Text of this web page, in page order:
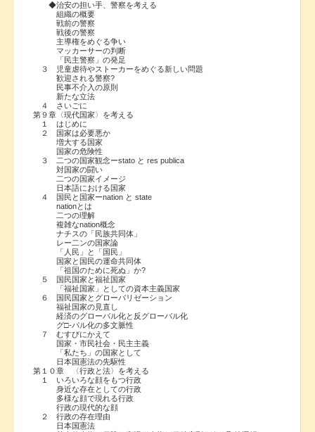
◆治安の担い手、警察を考える
組織の概要
戦前の警察
戦後の警察
主導権をめぐる争い
マッカーサーの判断
「民主警察」の発足
３ 児童虐待やストーカーをめぐる新しい問題
歓迎される警察?
民事不介入の原則
新たな立法
４ さいごに
第９章〈現代国家〉を考える
１ はじめに
２ 国家は必要悪か
増大する国家
国家の危険性
３ 二つの国家観念ーstato と res publica
対国家の闘い
二つの国家イメージ
日本語における国家
４ 国民と国家ーnation と state
nationとは
二つの理解
複雑なnation概念
ナチスの「民族共同体」
レー二ンの国家論
「人民」と「国民」
国家と国民の運命共同体
「祖国のために死ぬ」か?
５ 国民国家と福祉国家
「福祉国家」としての資本主義国家
６ 国民国家とグローバリゼーション
福祉国家の見直し
経済のグローバル化と反グローバル化
グ□-パル化の多文脈性
７ むすびにかえて
国家・市民社会・民主主義
「私たち」の国家として
日本国憲法の先駆性
第１０章 〈行政と法〉を考える
１ いろいろな顔をもつ行政
身近な存在としての行政
多様な顔で現れる行政
行政の現代的な顔
２ 行政の存在理由
日本国憲法